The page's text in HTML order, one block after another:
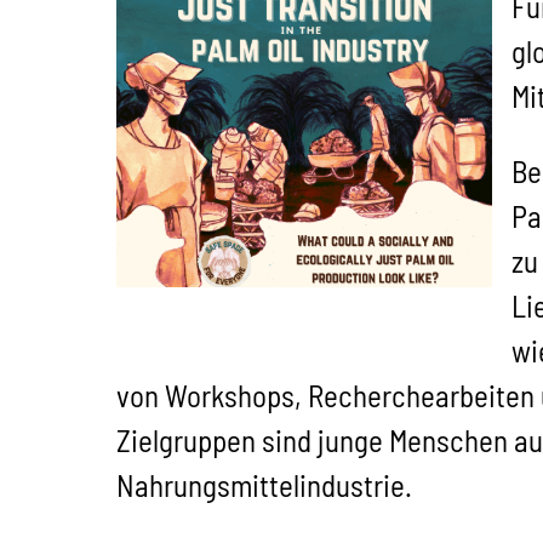
von Workshops,
Zielgruppen sind junge Menschen
Nahrungsmittelindustrie.